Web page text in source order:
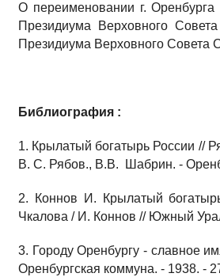
О переименовании г. Оренбурга
Президиума Верховного
Президиума Верховного
Библиография :
1. Крылатый богатырь России //
В. С. Рябов., В.В. Шабрин. -
2. Коннов И. Крылатый
Чкалова / И. Коннов // Южный
3. Городу Оренбургу - славное
Оренбургская коммуна. - 1938. -